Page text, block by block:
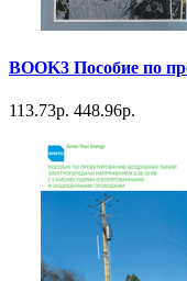
BOOK3 Пособие по
113.73р. 448.96р.